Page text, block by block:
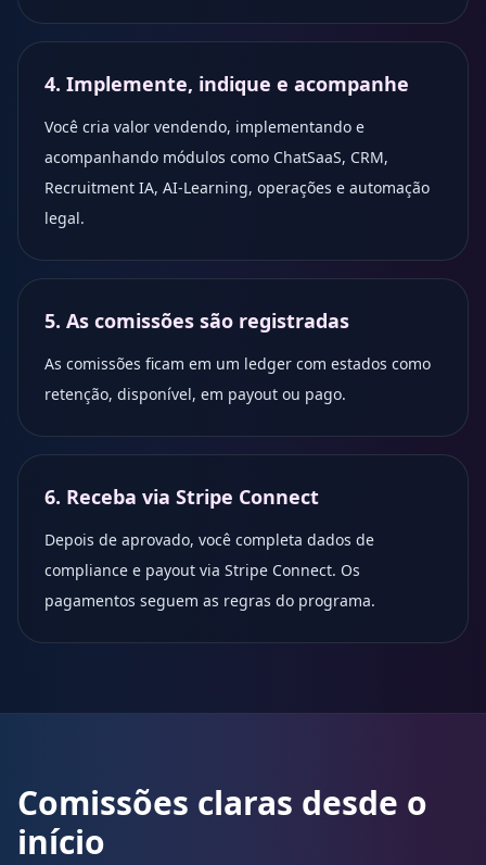
4. Implemente, indique e acompanhe
Você cria valor vendendo, implementando e
acompanhando módulos como ChatSaaS, CRM,
Recruitment IA, AI-Learning, operações e automação
legal.
5. As comissões são registradas
As comissões ficam em um ledger com estados como
retenção, disponível, em payout ou pago.
6. Receba via Stripe Connect
Depois de aprovado, você completa dados de
compliance e payout via Stripe Connect. Os
pagamentos seguem as regras do programa.
Comissões claras desde o
início